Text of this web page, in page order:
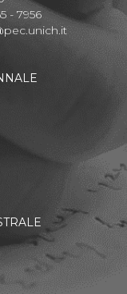
- 7956